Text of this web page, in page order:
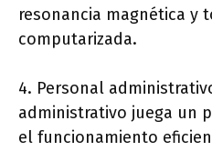
resonancia magnética y
computarizada.
4. Personal
administrativo juega un
el funcionamiento